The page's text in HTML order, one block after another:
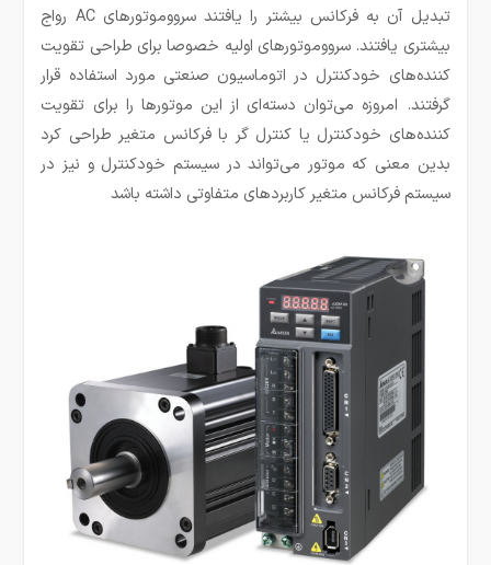
تبدیل آن به فرکانس بیشتر را یافتند سرووموتور‌های AC رواج
بیشتری یافتند. سرووموتور‌های اولیه خصوصا برای طراحی تقویت
کننده‌های خودکنترل در اتوماسیون صنعتی مورد استفاده قرار
گرفتند. امروزه می‌توان دسته‌ای از این موتور‌ها را برای تقویت
کننده‌های خودکنترل یا کنترل گر با فرکانس متغیر طراحی کرد
بدین معنی که موتور می‌تواند در سیستم خودکنترل و نیز در
سیستم فرکانس متغیر کاربرد‌های متفاوتی داشته باشد